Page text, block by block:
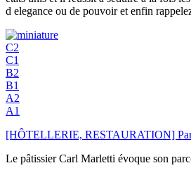
d elegance ou de pouvoir et enfin
C2
C1
B2
B1
A2
A1
[HÔTELLERIE, RESTAURATION]
Le pâtissier Carl Marletti évoque son